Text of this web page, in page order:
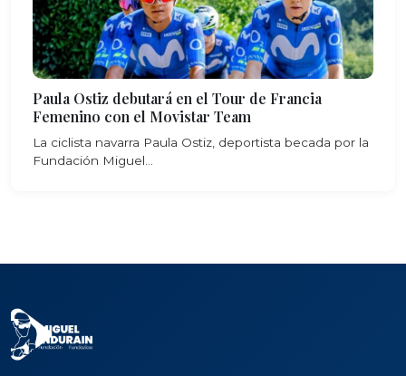
Paula Ostiz debutará en el Tour de Francia
Femenino con el Movistar Team
La ciclista navarra Paula Ostiz, deportista becada por la
Fundación Miguel...